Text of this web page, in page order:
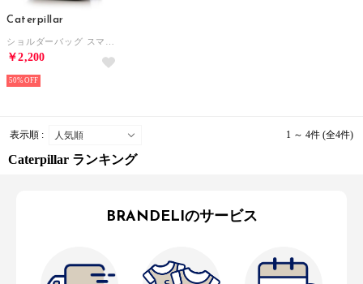
Caterpillar
￥2,200
50%
表示順 : 1 ～ 4件 (全4件)
Caterpillar ランキング
BRANDELIのサービス